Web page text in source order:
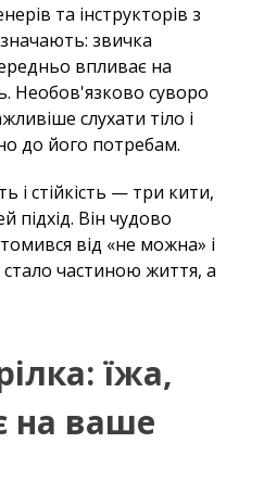
та інструкторів з
звичка
впливає на
Необов'язково суворо
слухати тіло і
до його потребам.
і стійкість — три кити,
підхід. Він чудово
від «не можна» і
частиною життя, а
їжа,
на ваше